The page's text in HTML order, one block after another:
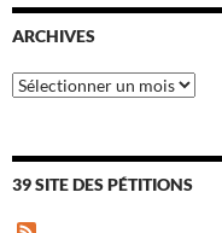
ARCHIVES
Archives
39 SITE DES PÉTITIONS